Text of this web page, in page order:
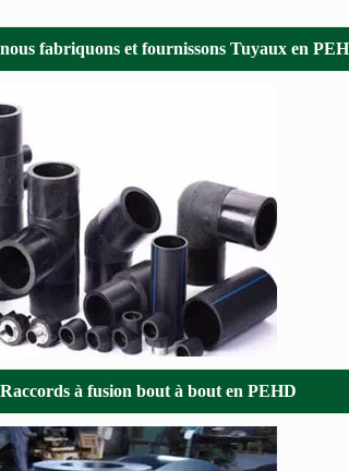
fabriquons et fournissonsTuyaux en
Raccords à fusion bout à bout en PEHD